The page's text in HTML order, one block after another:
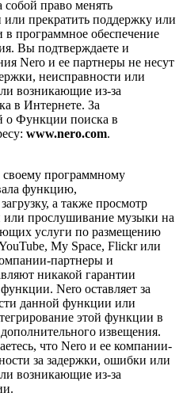
собой право менять
прекратить поддержку или
программное обеспечение
Вы подтверждаете и
Nero и ее партнеры не несут
неисправности или
возникающие из-за
в Интернете. За
о Функции поиска в
www.nero.com.
программному
функцию,
а также просмотр
или прослушивание музыки на
услуги по размещению
My Space, Flickr или
партнеры и
никакой гарантии
Nero оставляет за
данной функции или
этой функции в
извещения.
что Nero и ее компании-
за задержки, ошибки или
возникающие из-за